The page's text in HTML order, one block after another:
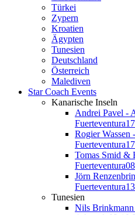
Türkei
Zypern
Kroatien
Ägypten
Tunesien
Deutschland
Österreich
Malediven
Star Coach Events
Kanarische Inseln
Andrei Pavel -
Fuerteventura
Rogier Wassen
Fuerteventura
Tomas Smid &
Fuerteventura
Jörn
Fuerteventura
Tunesien
Nils